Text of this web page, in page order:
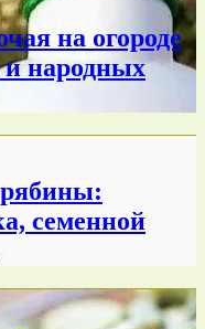
на огороде
народных
семенной